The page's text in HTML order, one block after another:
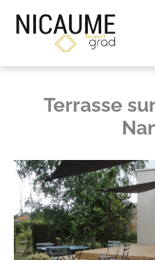
Terrasse